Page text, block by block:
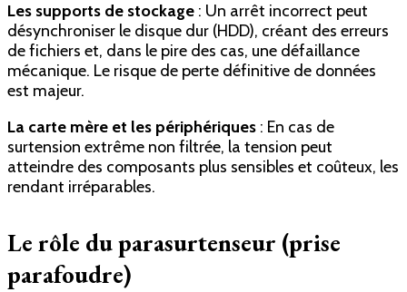
Les supports de stockage : Un arrêt incorrect peut
désynchroniser le disque dur (HDD), créant des erreurs
de fichiers et, dans le pire des cas, une défaillance
mécanique. Le risque de perte définitive de données
est majeur.
La carte mère et les périphériques : En cas de
surtension extrême non filtrée, la tension peut
atteindre des composants plus sensibles et coûteux, les
rendant irréparables.
Le rôle du parasurtenseur (prise
parafoudre)